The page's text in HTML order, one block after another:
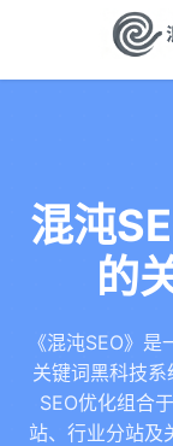
混沌
的
《混沌SEO》
关键词黑科技系
SEO优化组合
站、行业分站及